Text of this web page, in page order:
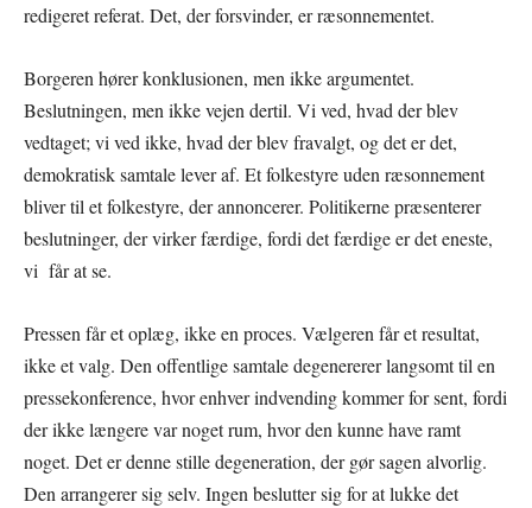
redigeret referat. Det, der forsvinder, er ræsonnementet.
Borgeren hører konklusionen, men ikke argumentet.
Beslutningen, men ikke vejen dertil. Vi ved, hvad der blev
vedtaget; vi ved ikke, hvad der blev fravalgt, og det er det,
demokratisk samtale lever af. Et folkestyre uden ræsonnement
bliver til et folkestyre, der annoncerer. Politikerne præsenterer
beslutninger, der virker færdige, fordi det færdige er det eneste,
vi får at se.
Pressen får et oplæg, ikke en proces. Vælgeren får et resultat,
ikke et valg. Den offentlige samtale degenererer langsomt til en
pressekonference, hvor enhver indvending kommer for sent, fordi
der ikke længere var noget rum, hvor den kunne have ramt
noget. Det er denne stille degeneration, der gør sagen alvorlig.
Den arrangerer sig selv. Ingen beslutter sig for at lukke det